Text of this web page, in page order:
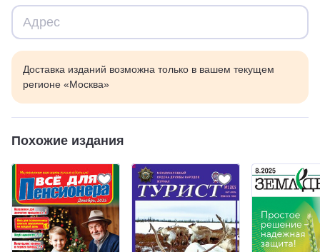
Доставка изданий возможна только в вашем текущем
регионе «Москва»
Похожие издания